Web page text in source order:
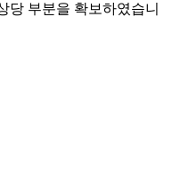
당 부분을 확보하였습니